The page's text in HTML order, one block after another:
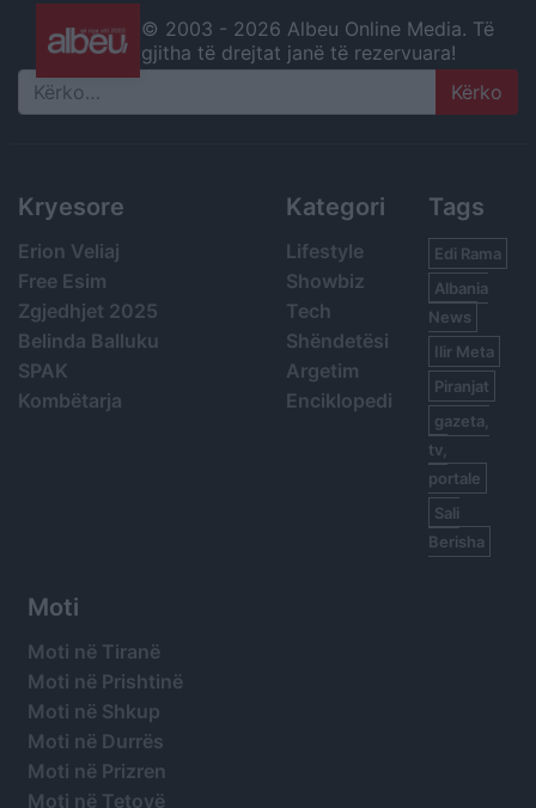
© 2003 - 2026 Albeu Online Media. Të
gjitha të drejtat janë të rezervuara!
Search
Kryesore
Erion Veliaj
Free Esim
Zgjedhjet 2025
Belinda Balluku
SPAK
Kombëtarja
Kategori
Lifestyle
Showbiz
Tech
Shëndetësi
Argetim
Enciklopedi
Tags
Edi Rama
Albania
News
Ilir Meta
Piranjat
gazeta,
tv,
portale
Sali
Berisha
Moti
Moti në Tiranë
Moti në Prishtinë
Moti në Shkup
Moti në Durrës
Moti në Prizren
Moti në Tetovë